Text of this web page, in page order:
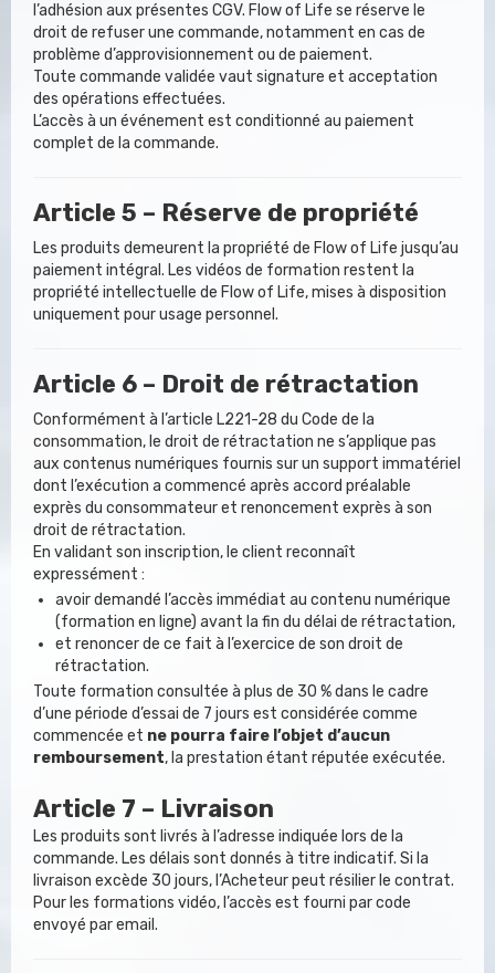
l’adhésion aux présentes CGV. Flow of Life se réserve le
droit de refuser une commande, notamment en cas de
problème d’approvisionnement ou de paiement.
Toute commande validée vaut signature et acceptation
des opérations effectuées.
L’accès à un événement est conditionné au paiement
complet de la commande.
Article 5 – Réserve de propriété
Les produits demeurent la propriété de Flow of Life jusqu’au
paiement intégral. Les vidéos de formation restent la
propriété intellectuelle de Flow of Life, mises à disposition
uniquement pour usage personnel.
Article 6 – Droit de rétractation
Conformément à l’article L221-28 du Code de la
consommation, le droit de rétractation ne s’applique pas
aux contenus numériques fournis sur un support immatériel
dont l’exécution a commencé après accord préalable
exprès du consommateur et renoncement exprès à son
droit de rétractation.
En validant son inscription, le client reconnaît
expressément :
avoir demandé l’accès immédiat au contenu numérique
(formation en ligne) avant la fin du délai de rétractation,
et renoncer de ce fait à l’exercice de son droit de
rétractation.
Toute formation consultée à plus de 30 % dans le cadre
d’une période d’essai de 7 jours est considérée comme
commencée et ne pourra faire l’objet d’aucun
remboursement, la prestation étant réputée exécutée.
Article 7 – Livraison
Les produits sont livrés à l’adresse indiquée lors de la
commande. Les délais sont donnés à titre indicatif. Si la
livraison excède 30 jours, l’Acheteur peut résilier le contrat.
Pour les formations vidéo, l’accès est fourni par code
envoyé par email.